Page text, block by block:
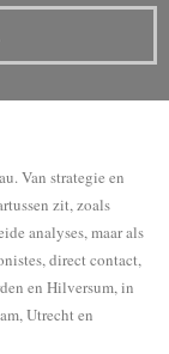
Van strategie en
zit, zoals
analyses, maar als
direct contact,
en Hilversum, in
Utrecht en